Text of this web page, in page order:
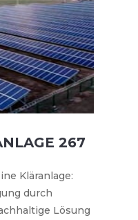
267
Kläranlage:
durch
Lösung